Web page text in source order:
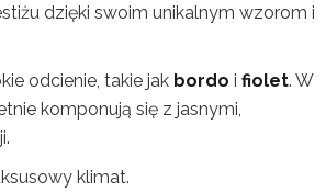
dzięki swoim unikalnym wzorom i
odcienie, takie jak bordo i fiolet. W
komponują się z jasnymi,
klimat.